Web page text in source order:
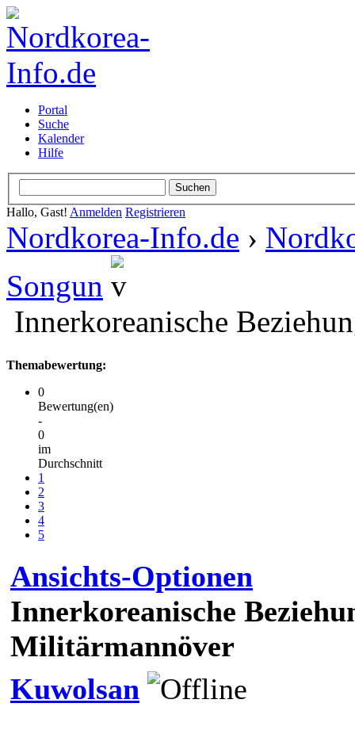
Portal
Suche
Kalender
Hilfe
Hallo, Gast! Anmelden Registrieren
Nordkorea-Info.de ›
Songun
Innerkoreanische
Themabewertung:
0
Bewertung(en)
-
0
im
Durchschnitt
1
2
3
4
5
Ansichts-Optionen
Innerkoreanische
Militärmannöver
Kuwolsan